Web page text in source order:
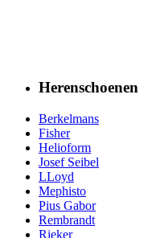
Herenschoenen
Berkelmans
Fisher
Helioform
Josef Seibel
LLoyd
Mephisto
Pius Gabor
Rembrandt
Rieker